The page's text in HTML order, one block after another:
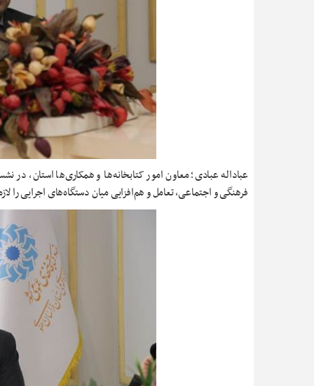
عباداله عبادی؛ معاون امور کتابخانه‌ها و همکاری‌ها استان، در
فرهنگی و اجتماعی، تعامل و هم‌افزایی میان دستگاه‌های اجرایی